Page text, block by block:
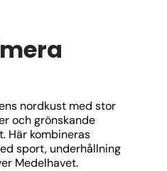
nordkust med stor
och grönskande
Här kombineras
sport, underhållning
Medelhavet.